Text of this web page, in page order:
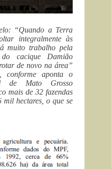
“Quando a Terra
integralmente às
muito trabalho pela
cacique Damião
de novo na área”
conforme aponta o
de Mato Grosso
mais de 32 fazendas
hectares, o que se